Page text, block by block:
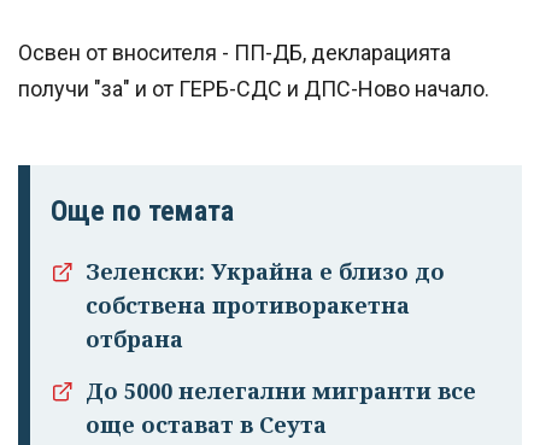
Освен от вносителя - ПП-ДБ, декларацията
получи "за" и от ГЕРБ-СДС и ДПС-Ново начало.
Още по темата
Зеленски: Украйна е близо до
собствена противоракетна
отбрана
До 5000 нелегални мигранти все
още остават в Сеута